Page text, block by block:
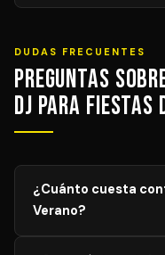
DUDAS FRECUENTES
Preguntas
DJ para Fiestas
¿Cuánto cuesta
Verano?